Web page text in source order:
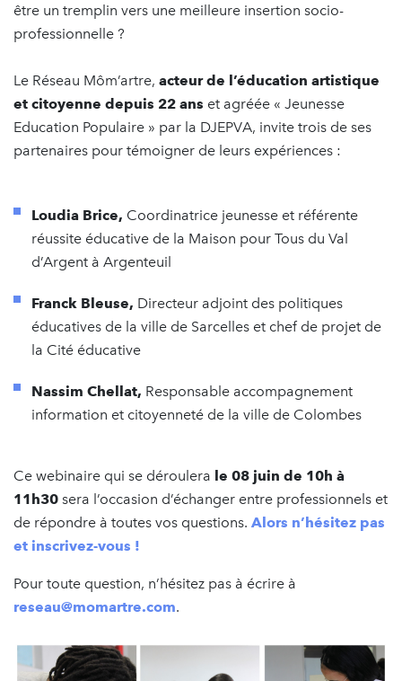
être un tremplin vers une meilleure insertion socio-
professionnelle ?
Le Réseau Môm’artre, acteur de l’éducation artistique
et citoyenne depuis 22 ans et agréée « Jeunesse
Education Populaire » par la DJEPVA, invite trois de ses
partenaires pour témoigner de leurs expériences :
Loudia Brice, Coordinatrice jeunesse et référente
réussite éducative de la Maison pour Tous du Val
d’Argent à Argenteuil
Franck Bleuse, Directeur adjoint des politiques
éducatives de la ville de Sarcelles et chef de projet de
la Cité éducative
Nassim Chellat, Responsable accompagnement
information et citoyenneté de la ville de Colombes
Ce webinaire qui se déroulera le 08 juin de 10h à
11h30 sera l’occasion d’échanger entre professionnels et
de répondre à toutes vos questions. Alors n’hésitez pas
et inscrivez-vous !
Pour toute question, n’hésitez pas à écrire à
reseau@momartre.com.